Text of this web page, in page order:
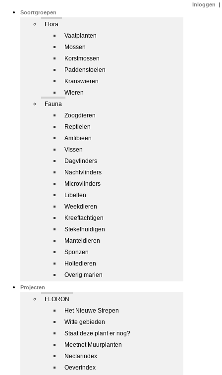
Soortgroepen
Flora
Vaatplanten
Mossen
Korstmossen
Paddenstoelen
Kranswieren
Wieren
Fauna
Zoogdieren
Reptielen
Amfibieën
Vissen
Dagvlinders
Nachtvlinders
Microvlinders
Libellen
Weekdieren
Kreeftachtigen
Stekelhuidigen
Manteldieren
Sponzen
Holtedieren
Overig marien
Projecten
FLORON
Het Nieuwe Strepen
Witte gebieden
Staat deze plant er nog?
Meetnet Muurplanten
Nectarindex
Oeverindex
Inloggen |